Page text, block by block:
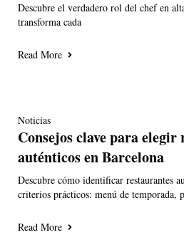
Descubre el verdadero rol del chef en
transforma cada
Read More
Noticias
Consejos clave para elegir
auténticos en Barcelona
Descubre cómo identificar restaurantes
criterios prácticos: menú de temporada,
Read More